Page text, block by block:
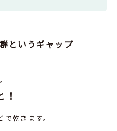
というギャップ
で乾きます。